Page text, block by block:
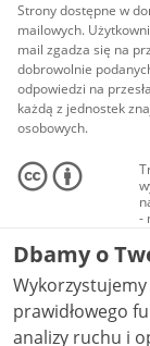
Strony dostępne w
mailowych.
mail zgadza się na
dobrowolnie
odpowiedzi na
każdą z jednostek
osobowych.
-
Dbamy o
prawidłowego
analizy ruchu i